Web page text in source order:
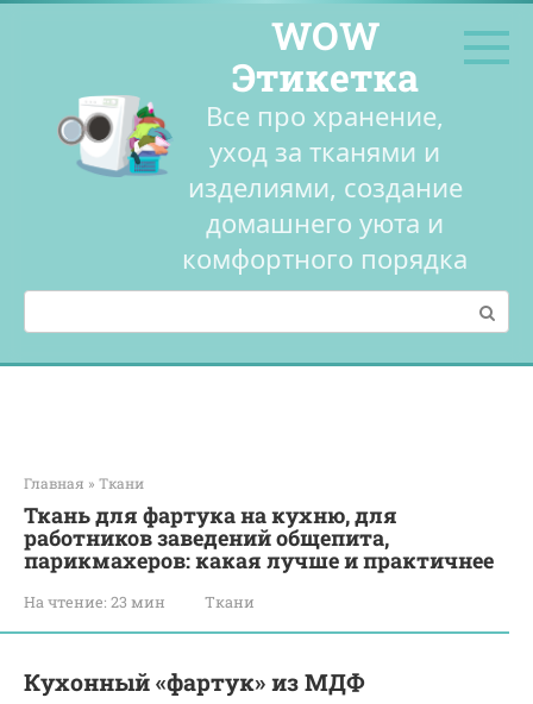
Перейти
WOW
Этикетка
Все про хранение,
уход за тканями и
изделиями, создание
домашнего уюта и
комфортного порядка
Поиск:
Главная » Ткани
Ткань для фартука на кухню, для
работников заведений общепита,
парикмахеров: какая лучше и практичнее
На чтение: 23 мин Ткани
Кухонный «фартук» из МДФ